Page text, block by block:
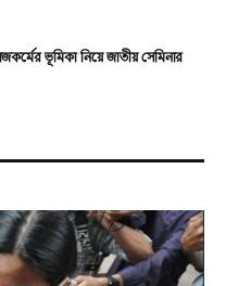
ভূমিকা নিয়ে জাতীয় সেমিনার